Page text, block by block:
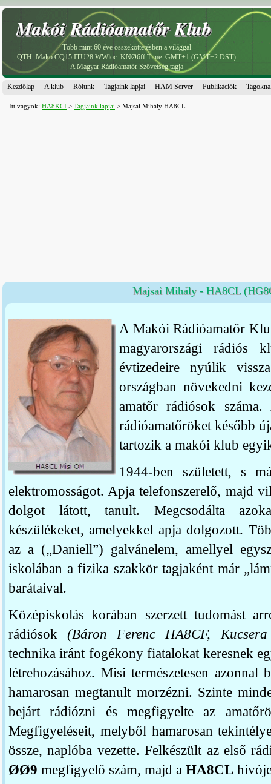
Makói Rádióamatőr Klub
Makói Rádióamatőr Klub
Több mint 60 éve összeköttetésben a világgal
QTH: Mako CQ15 ITU28 WWloc: KNØ6ff Time: GMT+1 (GMT+2 DST)
A Magyar Rádióamatőr Szövetség tagja
Kezdőlap A klub Rólunk Tagjaink lapjai HAM Server Publikációk
Itt vagyok: HA8KCI > Tagjaink lapjai > Majsai Mihály HA8CL
Majsai Mihály - HA8CL
A Makói Rádióamatőr
magyarországi rádiós
évtizedeire nyúlik
országban növekedni
amatőr rádiósok
rádióamatőröket később
tartozik a makói klub
1944-ben született, s
elektromosságot. Apja telefonszerelő, majd
dolgot látott, tanult. Megcsodálta
készülékeket, amelyekkel apja dolgozott.
az a („Daniell”) galvánelem, amellyel
iskolában a fizika szakkör tagjaként már
barátaival.
Középiskolás korában szerzett tudomást
rádiósok(Báron Ferenc HA8CF,
technika iránt fogékony fiatalokat keresnek
létrehozásához. Misi természetesen azonnal
hamarosan megtanult morzézni. Szinte
bejárt rádiózni és megfigyelte az
Megfigyeléseit, melyből hamarosan
össze, naplóba vezette. Felkészült az első
ØØ9 megfigyelő szám, majd a HA8CL